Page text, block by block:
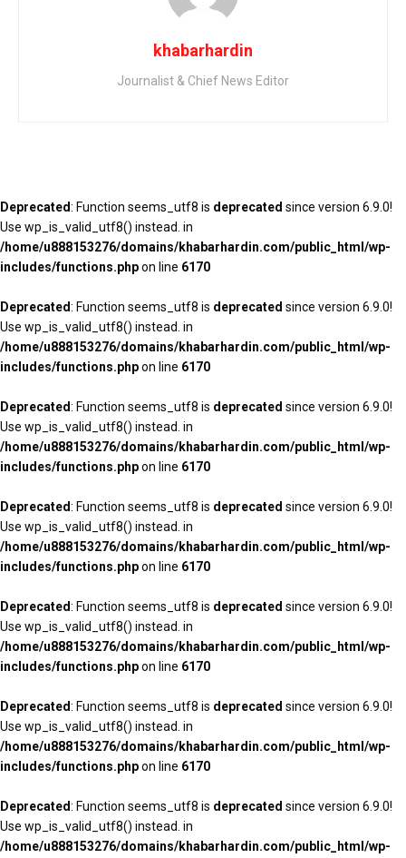
khabarhardin
Journalist & Chief News Editor
Deprecated: Function seems_utf8 is deprecated since version 6.9.0!
Use wp_is_valid_utf8() instead. in
/home/u888153276/domains/khabarhardin.com/public_html/wp-
includes/functions.phpon line 6170
Deprecated: Function seems_utf8 is deprecated since version 6.9.0!
Use wp_is_valid_utf8() instead. in
/home/u888153276/domains/khabarhardin.com/public_html/wp-
includes/functions.phpon line 6170
Deprecated: Function seems_utf8 is deprecated since version 6.9.0!
Use wp_is_valid_utf8() instead. in
/home/u888153276/domains/khabarhardin.com/public_html/wp-
includes/functions.phpon line 6170
Deprecated: Function seems_utf8 is deprecated since version 6.9.0!
Use wp_is_valid_utf8() instead. in
/home/u888153276/domains/khabarhardin.com/public_html/wp-
includes/functions.phpon line 6170
Deprecated: Function seems_utf8 is deprecated since version 6.9.0!
Use wp_is_valid_utf8() instead. in
/home/u888153276/domains/khabarhardin.com/public_html/wp-
includes/functions.phpon line 6170
Deprecated: Function seems_utf8 is deprecated since version 6.9.0!
Use wp_is_valid_utf8() instead. in
/home/u888153276/domains/khabarhardin.com/public_html/wp-
includes/functions.phpon line 6170
Deprecated: Function seems_utf8 is deprecated since version 6.9.0!
Use wp_is_valid_utf8() instead. in
/home/u888153276/domains/khabarhardin.com/public_html/wp-